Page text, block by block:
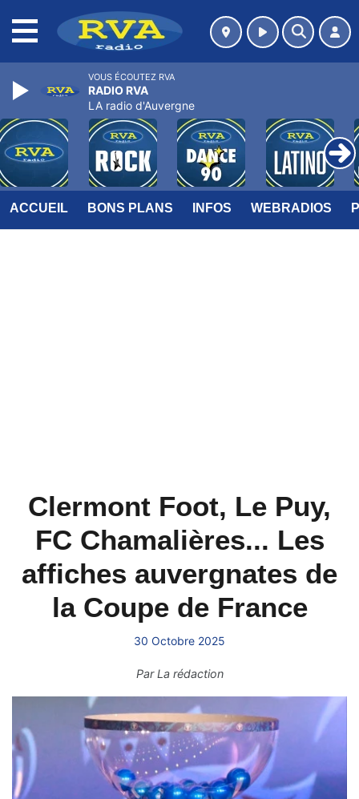
ACCUEIL BONS PLANS INFOS WEBRADIOS
Clermont Foot, Le Puy,
FC Chamalières... Les
affiches auvergnates de
la Coupe de France
30 Octobre 2025
ParLa rédaction
VOUS ÉCOUTEZ RVA
RADIO RVA
LA radio d'Auvergne